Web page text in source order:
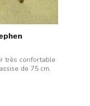
très confortable
de 75 cm.